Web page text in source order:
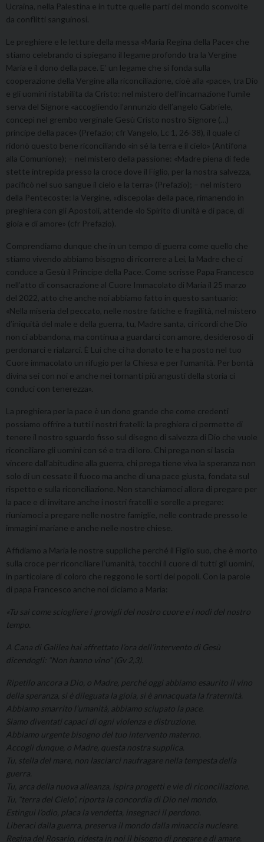
Ucraina, nella Palestina e in tutte quelle parti del mondo sconvolte
da conflitti sanguinosi.
Le preghiere e le letture della messa «Maria Regina della Pace» che
stiamo celebrando ci spiegano il legame profondo tra la Vergine
Maria e il dono della pace. E’ un legame che si fonda sulla
cooperazione della Vergine alla riconciliazione, cioè alla «pace», tra Dio
e gli uomini ristabilita da Cristo: nel mistero dell’incarnazione l’umile
serva del Signore «accogliendo l’annunzio dell’angelo Gabriele,
concepì nel grembo verginale Gesù Cristo nostro Signore (…)
principe della pace» (Prefazio; cfr Vangelo, Lc 1, 26-38), il quale ci
ridonò questo bene riconciliando «in sé la terra e il cielo» (Antifona
alla Comunione); – nel mistero della passione: «Madre piena di fede
stette intrepida presso la croce dove il Figlio, per la nostra salvezza,
pacificò nel suo sangue il cielo e la terra» (Prefazio); – nel mistero
della Pentecoste: la Vergine, «discepola» della pace, rimanendo in
preghiera con gli Apostoli, attende «lo Spirito di unità e di pace, di
gioia e di amore» (cfr Prefazio).
Comprendiamo dunque che in un tempo di guerra come quello che
stiamo vivendo abbiamo bisogno di ricorrere a Lei, la Madre che ci
conduce a Gesù il Principe della Pace. Come scrisse Papa Francesco
nell’atto di consacrazione al Cuore Immacolato di Maria il 25 marzo
del 2022, atto che anche noi abbiamo fatto in questo santuario:
«Nella miseria del peccato, nelle nostre fatiche e fragilità, nel mistero
d’iniquità del male e della guerra, tu, Madre santa, ci ricordi che Dio
non ci abbandona, ma continua a guardarci con amore, desideroso di
perdonarci e rialzarci. È Lui che ci ha donato te e ha posto nel tuo
Cuore immacolato un rifugio per la Chiesa e per l’umanità. Per bontà
divina sei con noi e anche nei tornanti più angusti della storia ci
conduci con tenerezza».
La preghiera per la pace è un dono grande che come credenti
possiamo offrire a tutti i nostri fratelli: la preghiera ci permette di
tenere il nostro sguardo fisso sul disegno di salvezza di Dio che vuole
riconciliare gli uomini con sé e tra di loro. Chi prega non si lascia
vincere dall’abitudine alla guerra, chi prega tiene viva la speranza non
solo di un cessate il fuoco ma anche di una pace giusta, fondata sul
rispetto e sulla riconciliazione. Non stanchiamoci allora di pregare per
la pace e di invitare anche i nostri fratelli e sorelle a pregare:
riuniamoci a pregare nelle nostre famiglie, nelle contrade presso le
immagini mariane e anche nelle nostre chiese.
Affidiamo a Maria le nostre suppliche perché il Figlio suo, che è morto
sulla croce per riconciliare l’umanità, tocchi il cuore di tutti gli uomini,
in particolare di coloro che reggono le sorti dei popoli. Con la parole
di papa Francesco anche noi diciamo a Maria:
«Tu sai come sciogliere i grovigli del nostro cuore e i nodi del nostro
tempo.
A Cana di Galilea hai affrettato l’ora dell’intervento di Gesù
dicendogli: “Non hanno vino” (Gv 2,3).
Ripetilo ancora a Dio, o Madre, perché oggi abbiamo esaurito il vino
della speranza, si è dileguata la gioia, si è annacquata la fraternità.
Abbiamo smarrito l’umanità, abbiamo sciupato la pace.
Siamo diventati capaci di ogni violenza e distruzione.
Abbiamo urgente bisogno del tuo intervento materno.
Accogli dunque, o Madre, questa nostra supplica.
Tu, stella del mare, non lasciarci naufragare nella tempesta della
guerra.
Tu, arca della nuova alleanza, ispira progetti e vie di riconciliazione.
Tu, “terra del Cielo”, riporta la concordia di Dio nel mondo.
Estingui l’odio, placa la vendetta, insegnaci il perdono.
Liberaci dalla guerra, preserva il mondo dalla minaccia nucleare.
Regina del Rosario, ridesta in noi il bisogno di pregare e di amare.